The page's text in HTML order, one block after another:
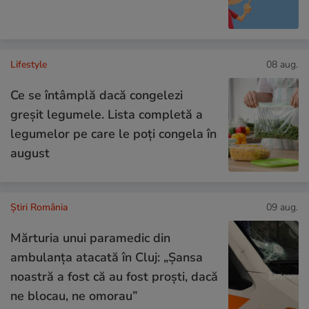
Lifestyle 08 aug.
Ce se întâmplă dacă congelezi
greșit legumele. Lista completă a
legumelor pe care le poți congela în
august
Știri România 09 aug.
Mărturia unui paramedic din
ambulanța atacată în Cluj: „Șansa
noastră a fost că au fost proști, dacă
ne blocau, ne omorau”